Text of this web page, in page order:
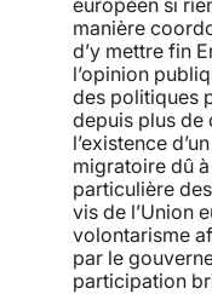
manière
d’y mettre fin
l’opinion
des politiques
depuis plus de
l’existence
migratoire dû
particulière
vis de l’Union
volontarisme
par le
participation